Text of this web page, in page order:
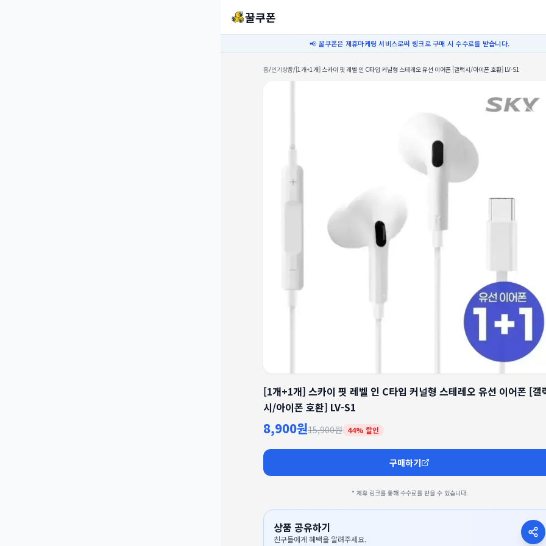
꿀쿠폰
📢 꿀쿠폰은 제휴마케팅 서비스로써 링크로 구매 시 수수료를 받습니다.
홈/인기상품/[1개+1개] 스카이 핏 레벨 인 C타입 커널형 스테레오 유선 이어폰 [갤럭시/아이폰 호환] LV-S1
[1개+1개] 스카이 핏 레벨 인 C타입 커널형 스테레오 유선 이어폰 [갤
시/아이폰 호환] LV-S1
8,900원15,900원 44% 할인
구매하기
* 제휴 링크를 통해 수수료를 받을 수 있습니다.
상품 공유하기
친구들에게 혜택을 알려주세요.